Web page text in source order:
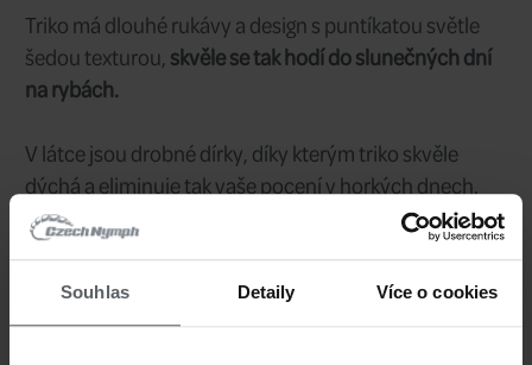
Souhlas Detaily Více o cookies
Velikost: XL
Cena/ks: 1 690 CZK
Sklad: 2 ks
Dodání: ihned
Kód: CZN_FLSFS_XXL
Velikost: